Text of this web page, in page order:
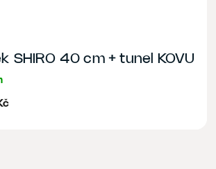
SHIRO 40 cm + tunel KOVU